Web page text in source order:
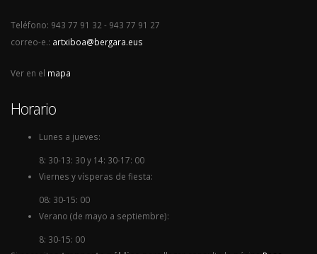
Teléfono: 943 77 91 32 - 943 77 91 27
correo-e.: artxiboa@bergara.eus
Ver en el mapa
Horario
Lunes a jueves:
8: 30-13: 30 y 14: 30-17: 00
Viernes y vísperas de fiesta:
08: 30-15: 00
Verano (de mayo a septiembre):
8: 30-15: 00